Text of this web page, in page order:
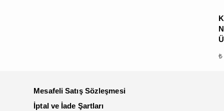
₺
Mesafeli Satış Sözleşmesi
İptal ve İade Şartları